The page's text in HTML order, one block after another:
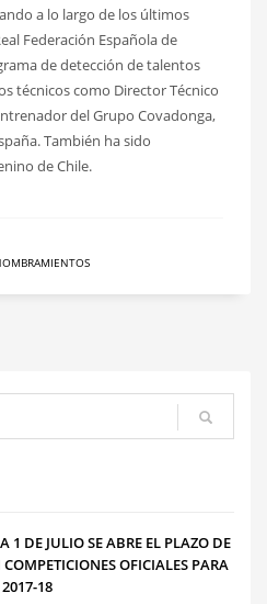
a lo largo de los últimos
Federación Española de
de detección de talentos
técnicos como Director Técnico
del Grupo Covadonga,
También ha sido
de Chile.
1 DE JULIO SE ABRE EL PLAZO DE
OFICIALES PARA
18